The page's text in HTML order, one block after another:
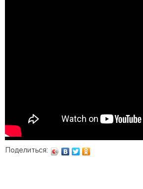
Поделиться: